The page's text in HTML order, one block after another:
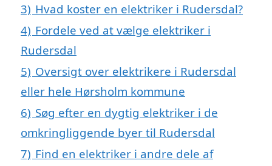
3) Hvad koster en elektriker i Rudersdal?
4) Fordele ved at vælge elektriker i
Rudersdal
5) Oversigt over elektrikere i Rudersdal
eller hele Hørsholm kommune
6) Søg efter en dygtig elektriker i de
omkringliggende byer til Rudersdal
7) Find en elektriker i andre dele af